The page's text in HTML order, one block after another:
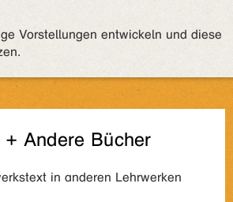
Vorstellungen entwickeln und diese
Andere Bücher
in anderen Lehrwerken